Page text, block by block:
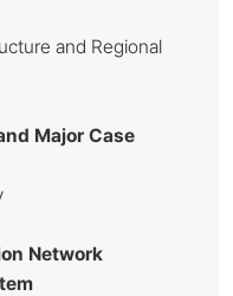
and Regional
Major Case
Network